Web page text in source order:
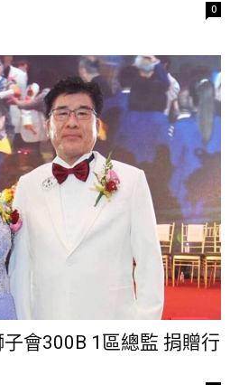
0
會300B 1區總監 捐贈行